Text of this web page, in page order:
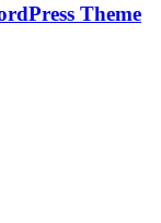
Theme